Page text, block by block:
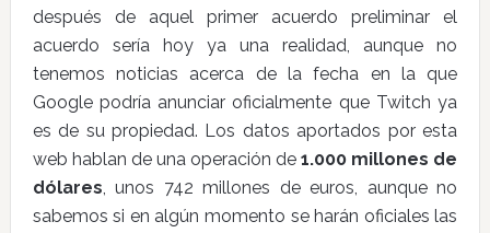
después de aquel primer acuerdo preliminar el
acuerdo sería hoy ya una realidad, aunque no
tenemos noticias acerca de la fecha en la que
Google podría anunciar oficialmente que Twitch ya
es de su propiedad. Los datos aportados por esta
web hablan de una operación de1.000 millones de
dólares, unos 742 millones de euros, aunque no
sabemos si en algún momento se harán oficiales las